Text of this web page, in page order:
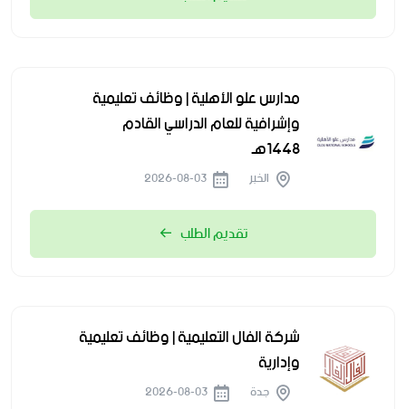
مدارس علو الأهلية | وظائف تعليمية
وإشرافية للعام الدراسي القادم
1448هـ
الخبر
تقديم الطلب
شركة الفال التعليمية | وظائف تعليمية
وإدارية
جدة